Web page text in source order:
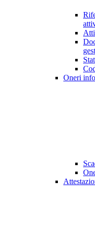
Oneri